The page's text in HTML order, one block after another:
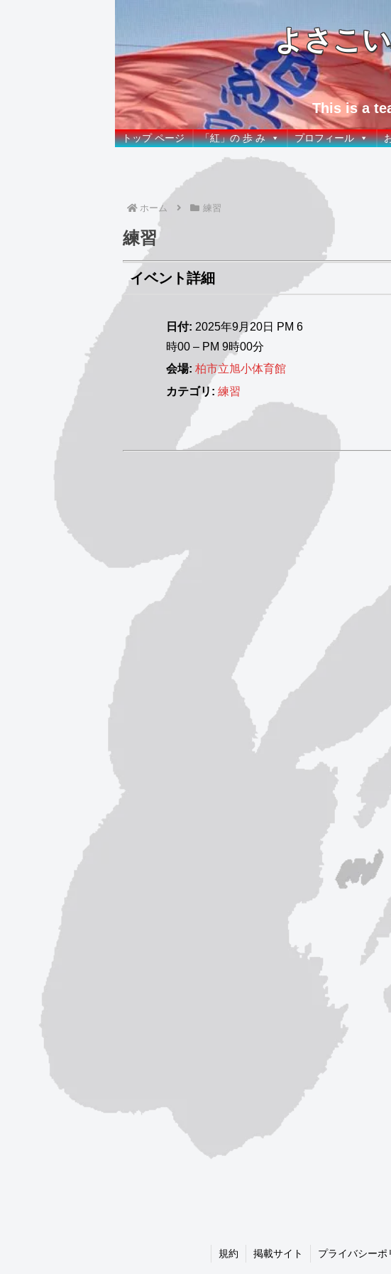
よさこ
This is a
トップ ページ 「紅」の 歩 み プロフィール
ホーム 練習
練習
イベント詳細
日付: 2025年9月20日 PM 6
時00 – PM 9時00分
会場: 柏市立旭小体育館
カテゴリ: 練習
規約 掲載サイト プライバシー